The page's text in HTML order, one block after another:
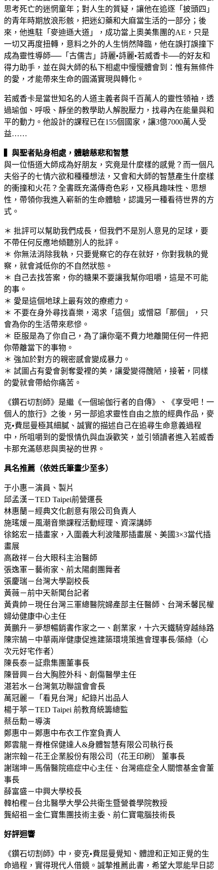
思考死亡的迷惘童年；對人生的質疑，讓他在追逐「披頭四」
的青年時期放浪形骸，把迷幻藥和大麻當生活的一部分；後
來，他進駐「麥迪遜大道」，成功當上奧美集團的AE，只是
一切又再度扭轉，意料之外的人生悄然降臨，他在誤打誤撞下
成為靈性導師──「古儒吉」詩麗•詩麗•若威香卡──的好友和
得力助手，並在與大師的私下相處中慢慢體會到：惟有無條件
的愛，才能帶來生命的圓滿實現與轉化。
若威香卡是當世知名的人道主義者與千百萬人的靈性領袖，透
過瑜伽、呼吸、靜坐的教學助人解脫壓力，找尋內在能量與和
平的動力。他設計的課程已在155個國家，讓3億7000萬人受
益……
▍與聖者貼身相處，體驗慈悲和智慧
與一位悟道大師成為好朋友，究竟是什麼樣的感覺？而一個凡
夫俗子的七情六欲和種種想法，又會和大師的智慧產生什麼樣
的衝撞和火花？全書既充滿傳奇色彩，又極具趣味性、思想
性，帶領你我進入嶄新的生命體驗，認識另一種看待世界的方
式。
＊ 批評可以幫助我們成長，但我們不是別人意見的足球，要
不帶任何反應地傾聽別人的批評。
＊ 你無法消除我執，只要覺察它的存在就好，你對我執的覺
察，就會減低你的不自然狀態。
＊ 自己去找答案，你的糖果不要讓我幫你咀嚼，這是不可能
的事。
＊ 愛是這個地球上最有效的療癒力。
＊ 不要在身外尋找喜樂，渴求「這個」或憎惡「那個」，只
會為你的生活帶來悲慘。
＊ 臣服是為了你自己，為了讓你毫不費力地離開任何一件把
你帶離當下的事物。
＊ 強加於對方的親密感會變成暴力。
＊ 試圖占有愛會剝奪愛裡的美，讓愛變得醜陋，接著，同樣
的愛就會帶給你痛苦。
《鑽石切割師》是繼《一個瑜伽行者的自傳》、《享受吧！一
個人的旅行》之後，另一部追求靈性自由之旅的經典作品，麥
克•費屈曼極其細膩、誠實的描述自己在追尋生命意義過程
中，所咀嚼到的愛恨情仇與血淚歡笑，並引領讀者進入若威香
卡那充滿慈悲與奧祕的世界。
具名推薦（依姓氏筆畫少至多）
于小惠－演員、製片
邱孟漢－TED Taipei前營運長
林惠蘭－經典文化創意有限公司負責人
施瑤煖－風潮音樂課程活動經理、資深講師
徐銘宏－插畫家，入圍義大利波隆那插畫展、美國3×3當代插
畫展
高啟祥－台大眼科主治醫師
張逸軍－藝術家、前太陽劇團舞者
張慶瑞－台灣大學副校長
黃薇－前中天新聞台記者
黃貴帥－現任台灣三軍總醫院婦產部主任醫師、台灣禾馨民權
婦幼健康中心主任
黃鵬升－夢想暢銷書作家之一、創業家，十六天鐵騎穿越絲路
陳宗鵠－中華兩岸健康促進建築環境策進會理事長/築綠（心
次元好宅作者）
陳長泰－証鼎集團董事長
陳晉興－台大胸腔外科、創傷醫學主任
湛若水－台灣氣功聯誼會會長
萬冠麗－「看見台灣」紀錄片出品人
楊于葶－TED Taipei 前教育統籌總監
蔡岳勳－導演
鄭惠中－鄭惠中布衣工作室負責人
鄭雲龍－脊椎保健達人&身體智慧有限公司執行長
謝宗翰－花王企業股份有限公司（花王印刷） 董事長
謝瑞坤－馬偕醫院癌症中心主任、台灣癌症全人關懷基金會董
事長
薛富盛－中興大學校長
韓柏檉－台北醫學大學公共衛生暨營養學院教授
龔紹祖－金仁寶集團技術主委、前仁寶電腦技術長
好評迴響
《鑽石切割師》中，麥克•費屈曼覺知、體證和正知正覺的生
命過程，實得現代人借鏡。誠摯推薦此書，希望大眾能早日認